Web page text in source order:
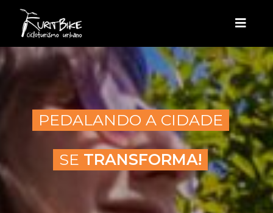
PEDALANDO A CIDADE
SE TRANSFORMA!